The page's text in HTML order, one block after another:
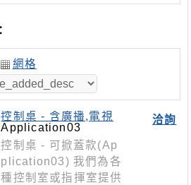
網格
洽詢
控制桌 - 含廣播,電視
款(Application03)
Application03
控制桌 - 可掀蓋款(Ap
plication03) 我們為各
種控制室或指揮室提供